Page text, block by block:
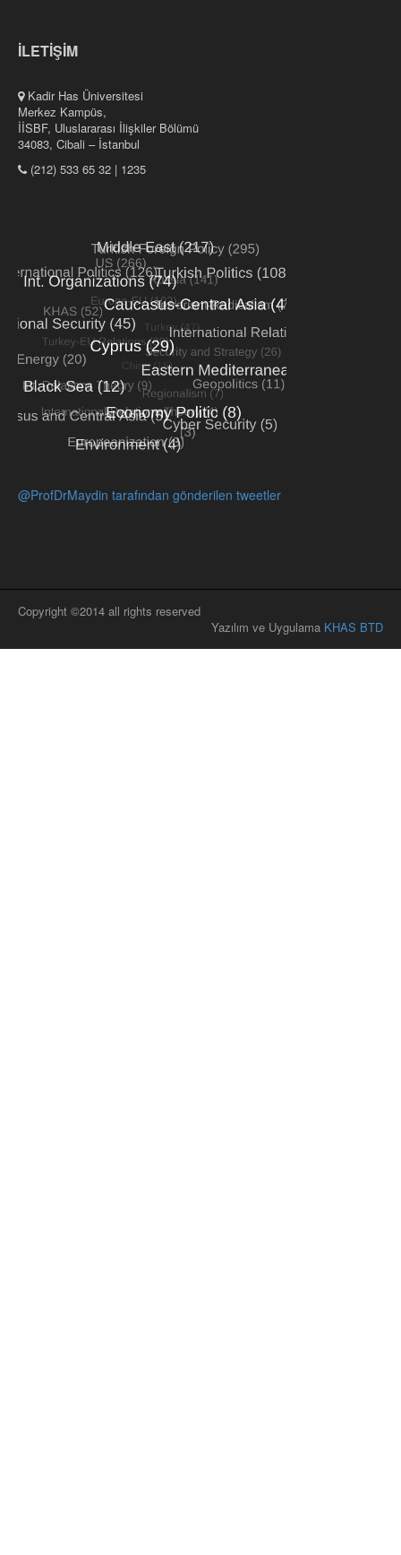
İLETİŞİM
Kadir Has Üniversitesi
Merkez Kampüs,
İİSBF, Uluslararası İlişkiler Bölümü
34083, Cibali – İstanbul
(212) 533 65 32 | 1235
@ProfDrMaydin tarafından gönderilen tweetler
Copyright ©2014 all rights reserved
Yazılım ve Uygulama KHAS BTD